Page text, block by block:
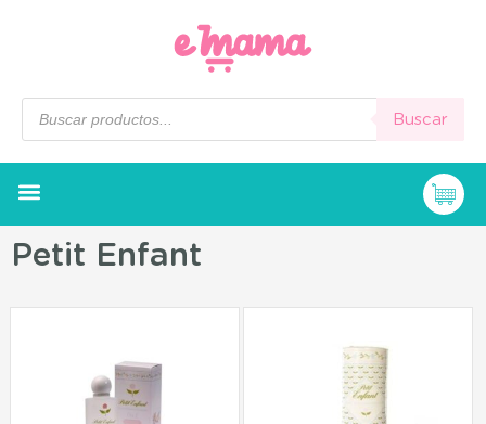
Buscar
Petit Enfant